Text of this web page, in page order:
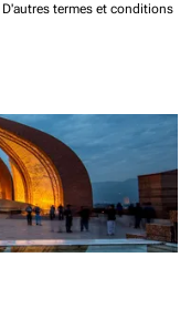
D'autres termes et conditions